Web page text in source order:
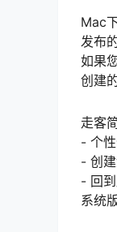
Mac
发布
如果
创建
走客
- 个
- 创
- 回
系统